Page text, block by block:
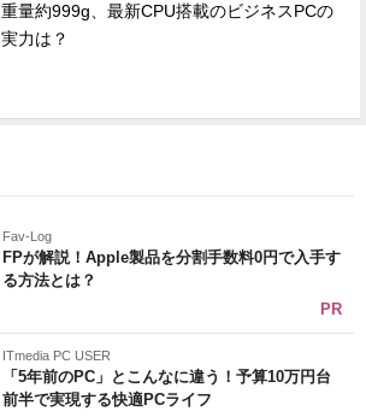
重量約999g、最新CPU搭載のビジネスPCの
実力は？
Fav-Log
FPが解説！Apple製品を分割手数料0円で入手す
る方法とは？
PR
ITmedia PC USER
「5年前のPC」とこんなに違う！予算10万円台
前半で実現する快適PCライフ